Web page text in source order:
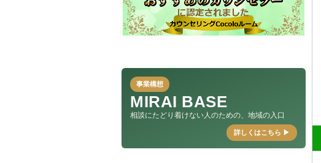
事業構想
MIRAI BASE
相談にたどり着けない人のための、地域の入口
詳しくはこちら ▶